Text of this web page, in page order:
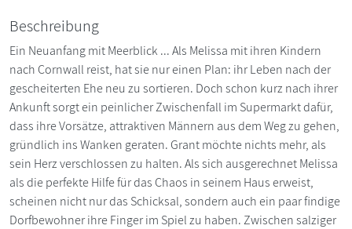
Beschreibung
Ein Neuanfang mit Meerblick ... Als Melissa mit ihren Kindern
nach Cornwall reist, hat sie nur einen Plan: ihr Leben nach der
gescheiterten Ehe neu zu sortieren. Doch schon kurz nach ihrer
Ankunft sorgt ein peinlicher Zwischenfall im Supermarkt dafür,
dass ihre Vorsätze, attraktiven Männern aus dem Weg zu gehen,
gründlich ins Wanken geraten. Grant möchte nichts mehr, als
sein Herz verschlossen zu halten. Als sich ausgerechnet Melissa
als die perfekte Hilfe für das Chaos in seinem Haus erweist,
scheinen nicht nur das Schicksal, sondern auch ein paar findige
Dorfbewohner ihre Finger im Spiel zu haben. Zwischen salziger